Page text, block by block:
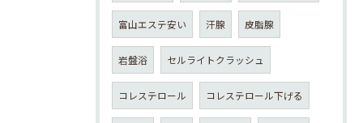
富山エステ安い 汗腺 皮脂腺
岩盤浴 セルライトクラッシュ
コレステロール コレステロール下げる